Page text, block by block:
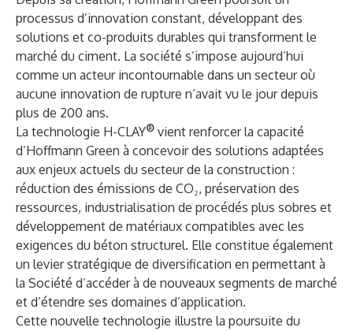
processus d’innovation constant, développant des
solutions et co-produits durables qui transforment le
marché du ciment. La société s’impose aujourd’hui
comme un acteur incontournable dans un secteur où
aucune innovation de rupture n’avait vu le jour depuis
plus de 200 ans.
La technologie H-CLAY® vient renforcer la capacité
d’Hoffmann Green à concevoir des solutions adaptées
aux enjeux actuels du secteur de la construction :
réduction des émissions de CO₂, préservation des
ressources, industrialisation de procédés plus sobres et
développement de matériaux compatibles avec les
exigences du béton structurel. Elle constitue également
un levier stratégique de diversification en permettant à
la Société d’accéder à de nouveaux segments de marché
et d’étendre ses domaines d’application.
Cette nouvelle technologie illustre la poursuite du